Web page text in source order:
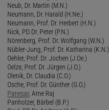
Neub, Dr. Martin (M.N.)
Neumann, Dr. Harald (H.Ne.)
Neumann, Prof. Dr. Herbert (H.N.)
Nick, PD Dr. Peter (P.N.)
Nörenberg, Prof. Dr. Wolfgang (W.N.)
Nübler-Jung, Prof. Dr. Katharina (K.N.)
Oehler, Prof. Dr. Jochen (J.Oe.)
Oelze, Prof. Dr. Jürgen (J.O.)
Olenik, Dr. Claudia (C.O.)
Osche, Prof. Dr. Günther (G.O.)
Panesar, Arne Raj
Panholzer, Bärbel (B.P.)